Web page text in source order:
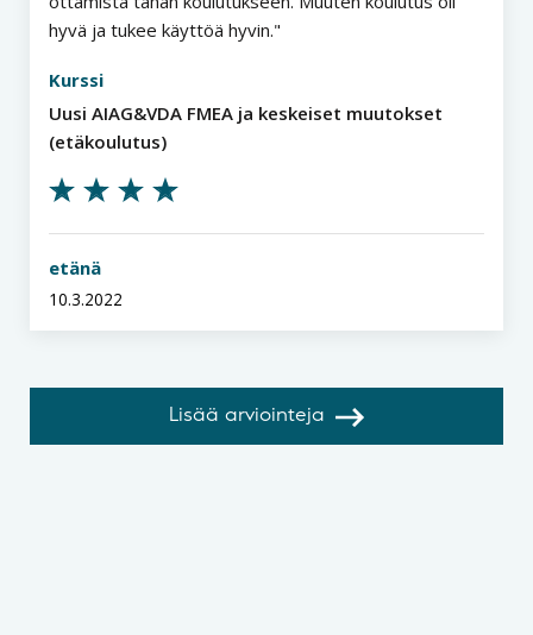
hyvä ja tukee käyttöä hyvin.
Kurssi
Uusi AIAG&VDA FMEA ja keskeiset muutokset
(etäkoulutus)
etänä
10.3.2022
Lisää arviointeja